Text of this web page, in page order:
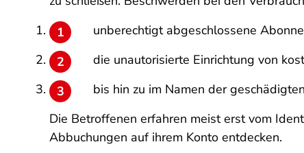
unberechtigt abgeschlossene
die unautorisierte Einrichtung von
bis hin zu im Namen der
Die Betroffenen erfahren meist erst vom
Abbuchungen auf ihrem Konto entdecken.